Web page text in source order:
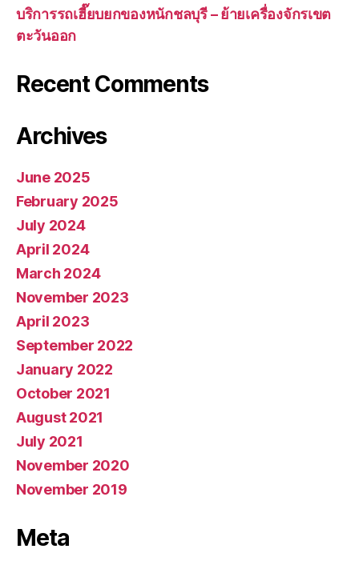
บริการรถเฮี๊ยบยกของหนักชลบุรี – ย้ายเครื่องจักรเขต
ตะวันออก
Recent Comments
Archives
June 2025
February 2025
July 2024
April 2024
March 2024
November 2023
April 2023
September 2022
January 2022
October 2021
August 2021
July 2021
November 2020
November 2019
Meta